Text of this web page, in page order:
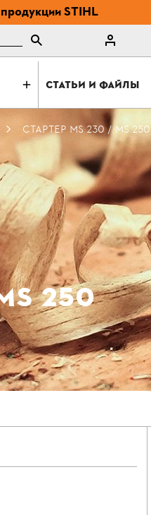
STIHL
СТАТЬИ И ФАЙЛЫ
СТАРТЕР MS 230 / MS 250
250